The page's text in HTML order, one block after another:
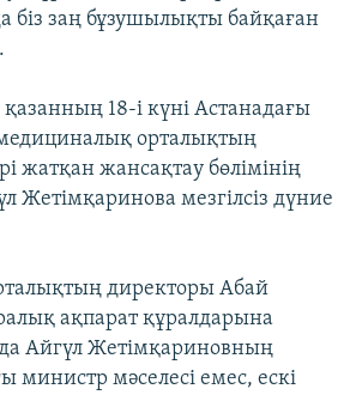
біз заң бұзушылықты байқаған
қазанның 18-і күні Астанадағы
орталықтың
жатқан жансақтау бөлімінің
Жетімқаринова мезгілсіз дүние
директоры Абай
ақпарат құралдарына
Айгүл Жетімқариновның
министр мәселесі емес, ескі